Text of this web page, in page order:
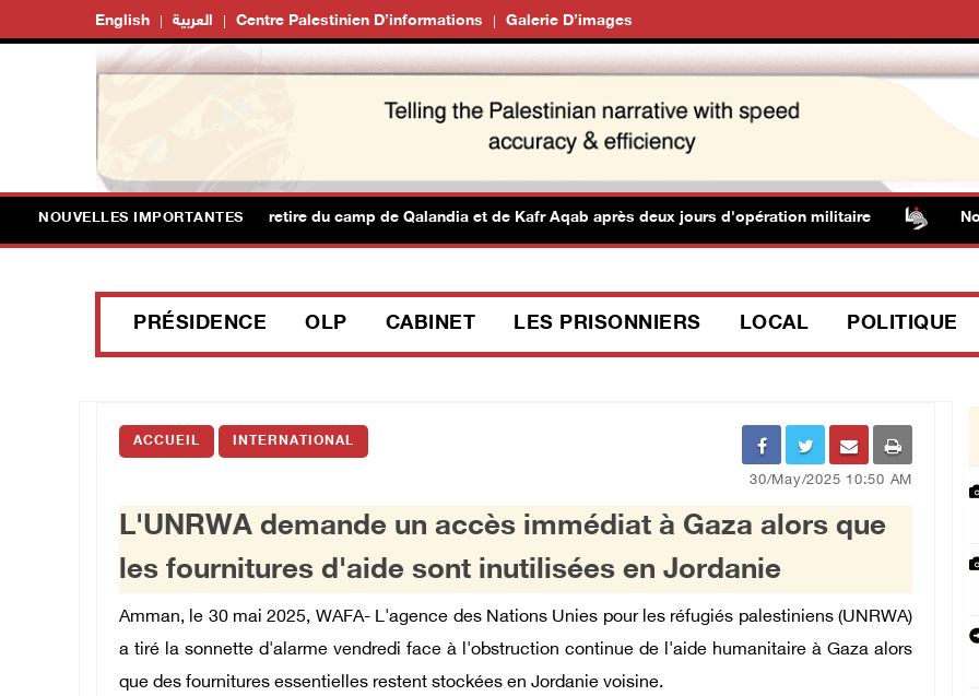
English العربية Centre Palestinien D’informations Galerie D’images
NOUVELLES IMPORTANTES
: l'armée israélienne se retire du camp de Qalandia et de Kafr Aqab après deux jours d'opération militaire
PRÉSIDENCE OLP CABINET LES PRISONNIERS LOCAL POLITIQUE
ACCUEIL INTERNATIONAL
30/May/2025 10:50 AM
L'UNRWA demande un accès immédiat à Gaza alors que
les fournitures d'aide sont inutilisées en Jordanie
Amman, le 30 mai 2025, WAFA- L'agence des Nations Unies pour les réfugiés palestiniens (UNRWA)
a tiré la sonnette d'alarme vendredi face à l'obstruction continue de l'aide humanitaire à Gaza alors
que des fournitures essentielles restent stockées en Jordanie voisine.